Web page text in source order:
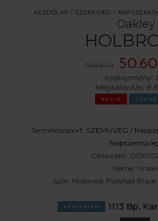
KEZDŐLAP » SZEMÜVEG »
Oakley
59.490 Ft
Kedvezmény:
Megtakarítás:
AKCIÓ
Termékcsoport: SZEMÜVEG /
Cikkszám:
Neme:
Szín: Holbrook Polished
KÉSZLETEN 1113 Bp,